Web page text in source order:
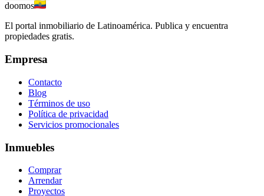
doomos
El portal inmobiliario de Latinoamérica. Publica y encuentra
propiedades gratis.
Empresa
Contacto
Blog
Términos de uso
Política de privacidad
Servicios promocionales
Inmuebles
Comprar
Arrendar
Proyectos